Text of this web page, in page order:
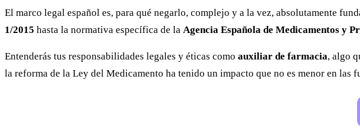
El marco legal español es, para qué negarlo, complejo y a la vez, absolutamente
1/2015 hasta la normativa específica de la Agencia Española de Medicamentos y
Entenderás tus responsabilidades legales y éticas como auxiliar de farmacia, algo
la reforma de la Ley del Medicamento ha tenido un impacto que no es menor en las